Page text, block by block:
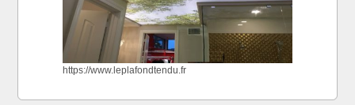
https://www.leplafondtendu.fr